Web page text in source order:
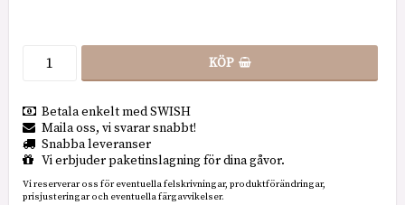
KÖP
Betala enkelt med SWISH
Maila oss, vi svarar snabbt!
Snabba leveranser
Vi erbjuder paketinslagning för dina gåvor.
Vi reserverar oss för eventuella felskrivningar, produktförändringar,
prisjusteringar och eventuella färgavvikelser.